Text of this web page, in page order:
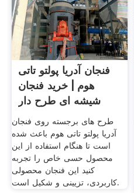
فنجان آدریا پولتو تاتی
هوم | خرید فنجان
شیشه ای طرح دار
طرح های برجسته روی فنجان
آدریا پولتو تاتی هوم باعث شده
است تا هنگام استفاده از این
محصول حسی خاص را تجربه
کنید این فنجان محصولی
کاربردی، تزیینی و شکیل است.